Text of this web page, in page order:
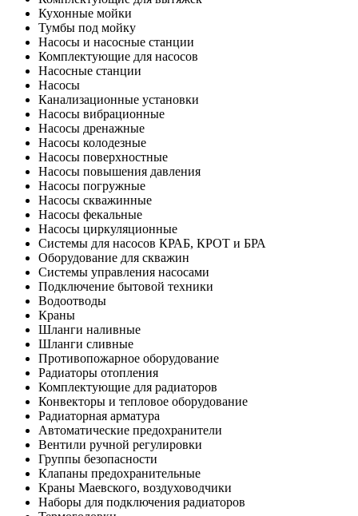
Кухонные мойки
Тумбы под мойку
Насосы и насосные станции
Комплектующие для насосов
Насосные станции
Насосы
Канализационные установки
Насосы вибрационные
Насосы дренажные
Насосы колодезные
Насосы поверхностные
Насосы повышения давления
Насосы погружные
Насосы скважинные
Насосы фекальные
Насосы циркуляционные
Системы для насосов КРАБ, КРОТ и БРА
Оборудование для скважин
Системы управления насосами
Подключение бытовой техники
Водоотводы
Краны
Шланги наливные
Шланги сливные
Противопожарное оборудование
Радиаторы отопления
Комплектующие для радиаторов
Конвекторы и тепловое оборудование
Радиаторная арматура
Автоматические предохранители
Вентили ручной регулировки
Группы безопасности
Клапаны предохранительные
Краны Маевского, воздуховодчики
Наборы для подключения радиаторов